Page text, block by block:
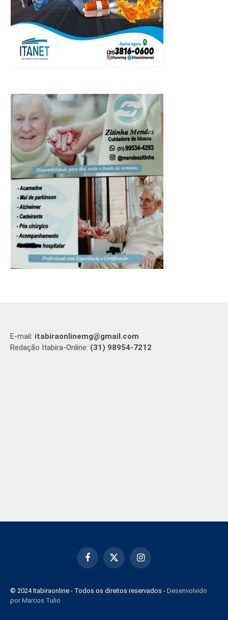
E-mail: itabiraonlinemg@gmail.com
Redação Itabira-Online: (31) 98954-7212
Facebook
X
Instagram
© 2024 Itabiraonline - Todos os direitos reservados - Desenvolvido
por Marcos Tulio